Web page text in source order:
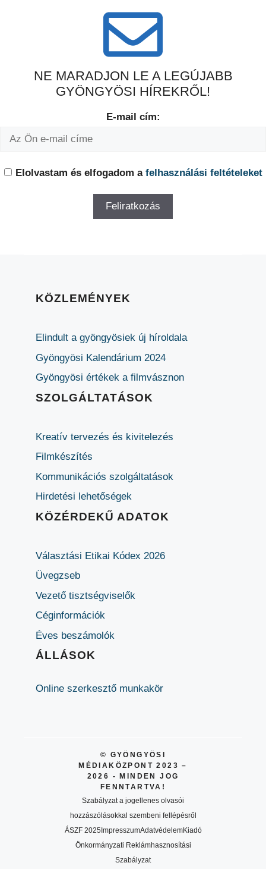
NE MARADJON LE A LEGÚJABB
GYÖNGYÖSI HÍREKRŐL!
E-mail cím:
Elolvastam és elfogadom a felhasználási feltételeket
KÖZLEMÉNYEK
Elindult a gyöngyösiek új híroldala
Gyöngyösi Kalendárium 2024
Gyöngyösi értékek a filmvásznon
SZOLGÁLTATÁSOK
Kreatív tervezés és kivitelezés
Filmkészítés
Kommunikációs szolgáltatások
Hirdetési lehetőségek
KÖZÉRDEKŰ ADATOK
Választási Etikai Kódex 2026
Üvegzseb
Vezető tisztségviselők
Céginformációk
Éves beszámolók
ÁLLÁSOK
Online szerkesztő munkakör
© GYÖNGYÖSI
MÉDIAKÖZPONT 2023 –
2026 - MINDEN JOG
FENNTARTVA!
Szabályzat a jogellenes olvasói
hozzászólásokkal szembeni fellépésről
ÁSZF 2025ImpresszumAdatvédelemKiadó
Önkormányzati Reklámhasznosítási
Szabályzat